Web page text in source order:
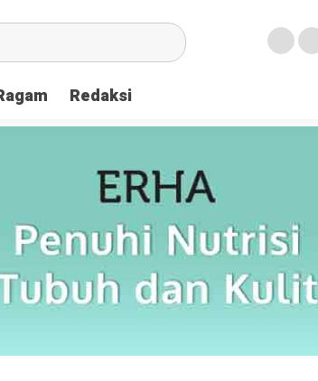
Redaksi